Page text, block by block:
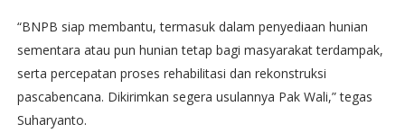
“BNPB siap membantu, termasuk dalam penyediaan hunian
sementara atau pun hunian tetap bagi masyarakat terdampak,
serta percepatan proses rehabilitasi dan rekonstruksi
pascabencana. Dikirimkan segera usulannya Pak Wali,” tegas
Suharyanto.